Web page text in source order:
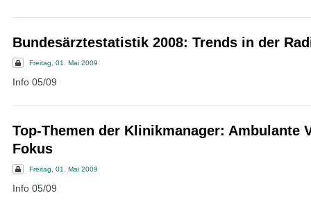
Bundesärztestatistik 2008: Trends in der
Freitag, 01. Mai 2009
Info 05/09
Top-Themen der Klinikmanager: Ambulante
Fokus
Freitag, 01. Mai 2009
Info 05/09